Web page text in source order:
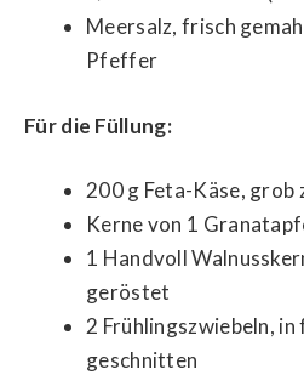
Meersalz, frisch
Pfeffer
Für die Füllung:
200 g Feta-Käse, grob
Kerne von 1
1 Handvoll
geröstet
2 Frühlingszwiebeln, in
geschnitten